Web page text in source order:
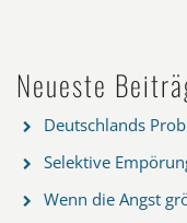
Neueste
Deutschlands
Selektive
Wenn die Angst